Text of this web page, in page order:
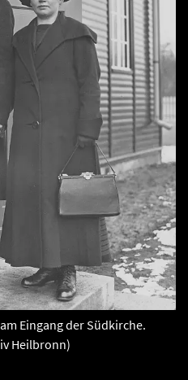
Eingang der Südkirche.
Heilbronn)